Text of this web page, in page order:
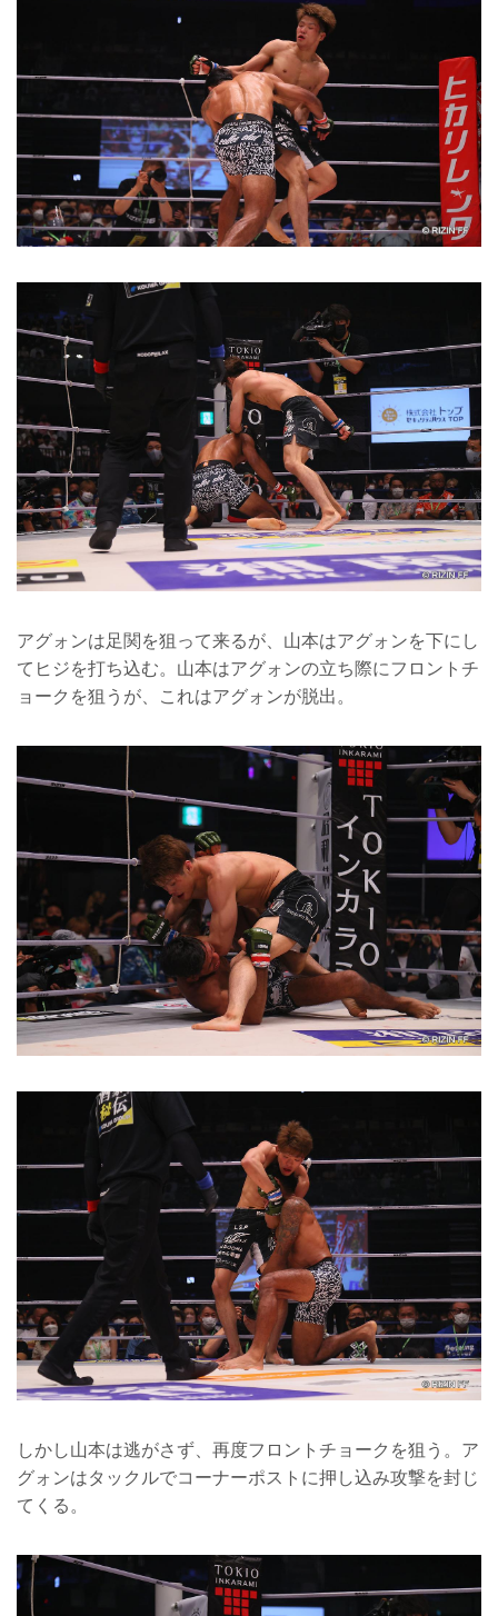
アグォンは足関を狙って来るが、山本はアグォンを下にし
てヒジを打ち込む。山本はアグォンの立ち際にフロントチ
ョークを狙うが、これはアグォンが脱出。
しかし山本は逃がさず、再度フロントチョークを狙う。ア
グォンはタックルでコーナーポストに押し込み攻撃を封じ
てくる。